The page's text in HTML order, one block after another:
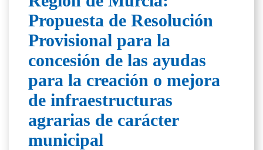
Propuesta de Resolución
Provisional para la
concesión de las ayudas
para la creación o mejora
de infraestructuras
agrarias de carácter
municipal